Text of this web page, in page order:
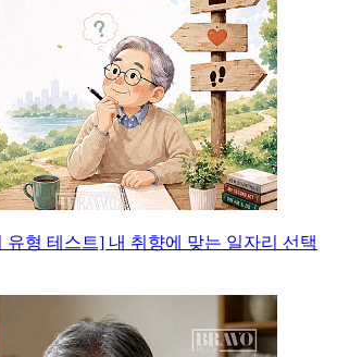
유형 테스트] 내 취향에 맞는 일자리 선택